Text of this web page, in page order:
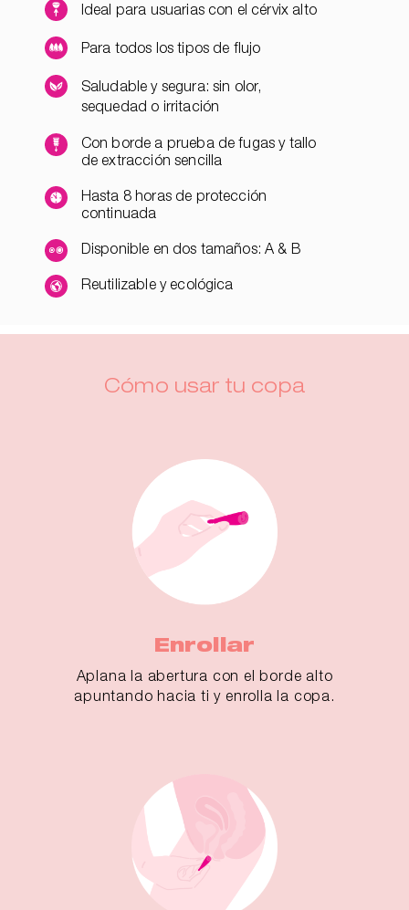
Ideal para usuarias con el cérvix alto
Para todos los tipos de flujo
Saludable y segura: sin olor,
sequedad o irritación
Con borde a prueba de fugas y tallo
de extracción sencilla
Hasta 8 horas de protección
continuada
Disponible en dos tamaños: A & B
Reutilizable y ecológica
Cómo usar tu copa
Enrollar
Aplana la abertura con el borde alto
apuntando hacia ti y enrolla la copa.